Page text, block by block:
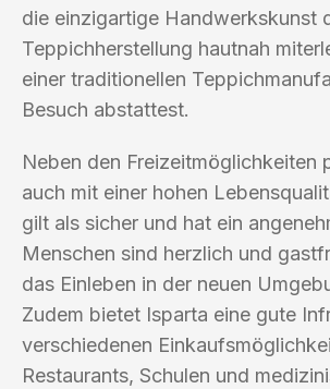
die einzigartige Handwerkskunst
Teppichherstellung hautnah
einer traditionellen
Besuch abstattest.
Neben den Freizeitmöglichkeiten
auch mit einer hohen
gilt als sicher und hat ein
Menschen sind herzlich und
das Einleben in der neuen
Zudem bietet Isparta eine gute
verschiedenen
Restaurants, Schulen und